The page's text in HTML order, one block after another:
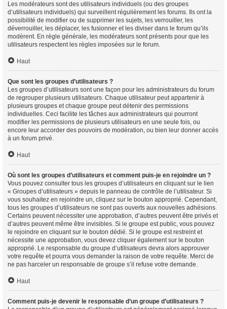
Les modérateurs sont des utilisateurs individuels (ou des groupes
d’utilisateurs individuels) qui surveillent régulièrement les forums. Ils ont la
possibilité de modifier ou de supprimer les sujets, les verrouiller, les
déverrouiller, les déplacer, les fusionner et les diviser dans le forum qu’ils
modèrent. En règle générale, les modérateurs sont présents pour que les
utilisateurs respectent les règles imposées sur le forum.
Haut
Que sont les groupes d’utilisateurs ?
Les groupes d’utilisateurs sont une façon pour les administrateurs du forum
de regrouper plusieurs utilisateurs. Chaque utilisateur peut appartenir à
plusieurs groupes et chaque groupe peut détenir des permissions
individuelles. Ceci facilite les tâches aux administrateurs qui pourront
modifier les permissions de plusieurs utilisateurs en une seule fois, ou
encore leur accorder des pouvoirs de modération, ou bien leur donner accès
à un forum privé.
Haut
Où sont les groupes d’utilisateurs et comment puis-je en rejoindre un ?
Vous pouvez consulter tous les groupes d’utilisateurs en cliquant sur le lien
« Groupes d’utilisateurs » depuis le panneau de contrôle de l’utilisateur. Si
vous souhaitez en rejoindre un, cliquez sur le bouton approprié. Cependant,
tous les groupes d’utilisateurs ne sont pas ouverts aux nouvelles adhésions.
Certains peuvent nécessiter une approbation, d’autres peuvent être privés et
d’autres peuvent même être invisibles. Si le groupe est public, vous pouvez
le rejoindre en cliquant sur le bouton dédié. Si le groupe est restreint et
nécessite une approbation, vous devez cliquer également sur le bouton
approprié. Le responsable du groupe d’utilisateurs devra alors approuver
votre requête et pourra vous demander la raison de votre requête. Merci de
ne pas harceler un responsable de groupe s’il refuse votre demande.
Haut
Comment puis-je devenir le responsable d’un groupe d’utilisateurs ?